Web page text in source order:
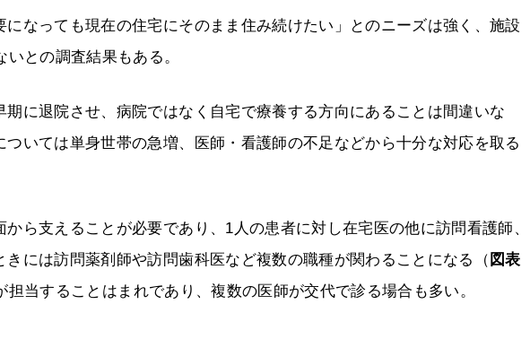
なっても現在の住宅にそのまま住み続けたい」とのニーズは強く、施設
との調査結果もある。
に退院させ、病院ではなく自宅で療養する方向にあることは間違いな
いては単身世帯の急増、医師・看護師の不足などから十分な対応を取る
ら支えることが必要であり、1人の患者に対し在宅医の他に訪問看護師、
には訪問薬剤師や訪問歯科医など複数の職種が関わることになる（ 図表
当することはまれであり、複数の医師が交代で診る場合も多い。